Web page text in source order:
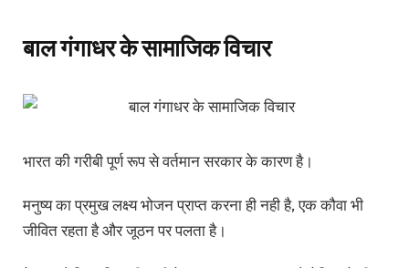
बाल गंगाधर के सामाजिक विचार
भारत की गरीबी पूर्ण रूप से वर्तमान सरकार के कारण है।
मनुष्य का प्रमुख लक्ष्य भोजन प्राप्त करना ही नही है, एक कौवा भी
जीवित रहता है और जूठन पर पलता है।